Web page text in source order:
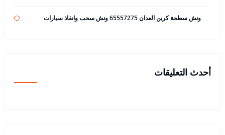
ونش سطحة كرين العدان 65557275 ونش سحب وانقاذ سيارات
أحدث التعليقات